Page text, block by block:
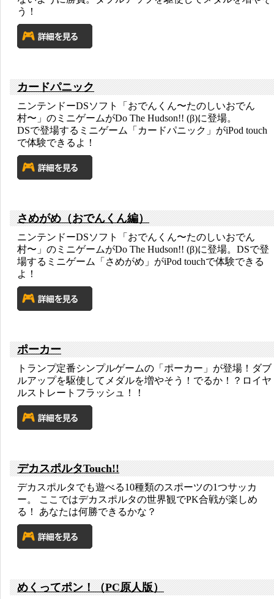
う！
カードパニック
ニンテンドーDSソフト「おでんくん〜たのしいおでん
村〜」のミニゲームがDo The Hudson!! (β)に登場。
DSで登場するミニゲーム「カードパニック」がiPod touch
で体験できるよ！
さめがめ（おでんくん編）
ニンテンドーDSソフト「おでんくん〜たのしいおでん
村〜」のミニゲームがDo The Hudson!! (β)に登場。DSで登
場するミニゲーム「さめがめ」がiPod touchで体験できる
よ！
ポーカー
トランプ定番シンプルゲームの「ポーカー」が登場！ダブ
ルアップを駆使してメダルを増やそう！でるか！？ロイヤ
ルストレートフラッシュ！！
デカスポルタTouch!!
デカスポルタでも遊べる10種類のスポーツの1つサッカ
ー。 ここではデカスポルタの世界観でPK合戦が楽しめ
る！ あなたは何勝できるかな？
めくってポン！（PC原人版）